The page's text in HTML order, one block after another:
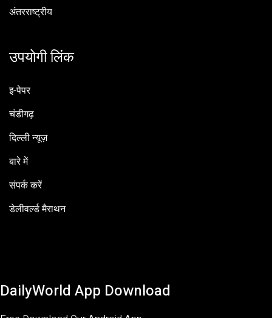
अंतरराष्ट्रीय
उपयोगी लिंक
इ-पेपर
चंडीगढ़
दिल्ली न्यूज़
बारे में
संपर्क करें
डेलीवर्ल्ड मैराथन
DailyWorld App Download